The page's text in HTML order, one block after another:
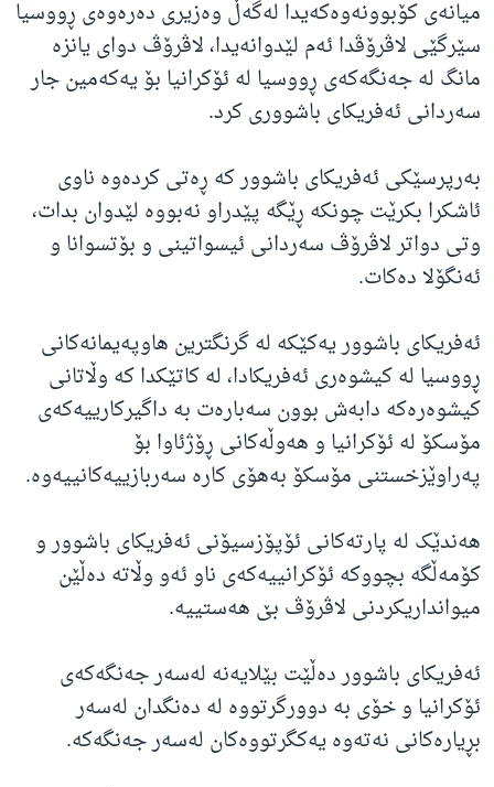
میانەی کۆبوونەوەکەیدا لەگەڵ وەزیری دەرەوەی ڕووسیا
سێرگێی لاڤرۆڤدا ئەم لێدوانەیدا، لاڤرۆڤ دوای یانزە
مانگ لە جەنگەکەی ڕووسیا لە ئۆکرانیا بۆ یەکەمین جار
سەردانی ئەفریکای باشووری کرد.
بەرپرسێکی ئەفریکای باشوور کە ڕەتی کردەوە ناوی
ئاشکرا بکرێت چونکە ڕێگە پێدراو نەبووە لێدوان بدات،
وتی دواتر لاڤرۆڤ سەردانی ئیسواتینی و بۆتسوانا و
ئەنگۆلا دەکات.
ئەفریکای باشوور یەکێکە لە گرنگترین هاوپەیمانەکانی
ڕووسیا لە کیشوەری ئەفریکادا، لە کاتێکدا کە وڵاتانی
کیشوەرەکە دابەش بوون سەبارەت بە داگیرکارییەکەی
مۆسکۆ لە ئۆکرانیا و هەوڵەکانی ڕۆژئاوا بۆ
پەراوێزخستنی مۆسکۆ بەهۆی کارە سەربازییەکانییەوە.
هەندێک لە پارتەکانی ئۆپۆزسیۆنی ئەفریکای باشوور و
کۆمەڵگە بچووکە ئۆکرانییەکەی ناو ئەو وڵاتە دەڵێن
میوانداریکردنی لاڤرۆڤ بێ هەستییە.
ئەفریکای باشوور دەڵێت بێلایەنە لەسەر جەنگەکەی
ئۆکرانیا و خۆی بە دوورگرتووە لە دەنگدان لەسەر
بڕیارەکانی نەتەوە یەکگرتووەکان لەسەر جەنگەکە.